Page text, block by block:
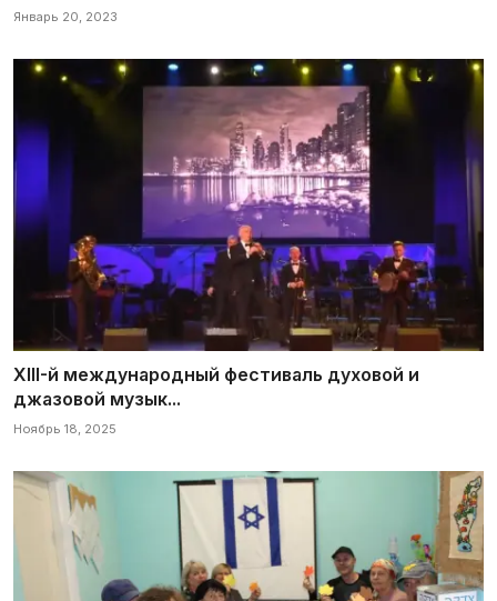
Январь 20, 2023
XIII-й международный фестиваль духовой и
джазовой музык...
Ноябрь 18, 2025